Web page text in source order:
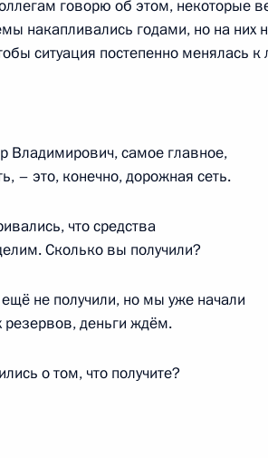
Новгородской области
Никитиным
временно исполняющим
говорю об этом, некоторые
накапливались годами, но на них
ситуация постепенно менялась к
Владимирович, самое главное,
– это, конечно, дорожная сеть.
что средства
Сколько вы получили?
не получили, но мы уже начали
резервов, деньги ждём.
о том, что получите?